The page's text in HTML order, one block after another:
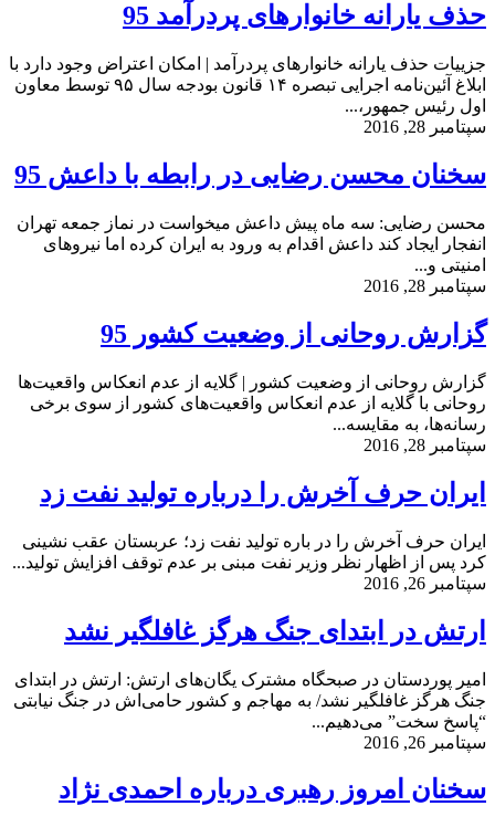
حذف یارانه خانوارهای پردرآمد 95
جزییات حذف یارانه خانوارهای پردرآمد | امکان اعتراض وجود دارد با
ابلاغ آئین‌نامه اجرایی تبصره ۱۴ قانون بودجه سال ۹۵ توسط معاون
اول رئیس جمهور،...
سپتامبر 28, 2016
سخنان محسن رضایی در رابطه با داعش 95
محسن رضایی: سه ماه پیش داعش می‎خواست در نماز جمعه تهران
انفجار ایجاد کند داعش اقدام به ورود به ایران کرده اما نیروهای
امنیتی و...
سپتامبر 28, 2016
گزارش روحانی از وضعیت کشور 95
گزارش روحانی از وضعیت کشور | گلایه از عدم انعکاس واقعیت‌ها
روحانی با گلایه از عدم انعکاس واقعیت‌های کشور از سوی برخی
رسانه‌ها، به مقایسه...
سپتامبر 28, 2016
ایران حرف آخرش را درباره تولید نفت زد
ایران حرف آخرش را در باره تولید نفت زد؛ عربستان عقب نشینی
کرد پس از اظهار نظر وزیر نفت مبنی بر عدم توقف افزایش تولید...
سپتامبر 26, 2016
ارتش در ابتدای جنگ هرگز غافلگیر نشد
امیر پوردستان در صبحگاه مشترک یگان‌های ارتش: ارتش در ابتدای
جنگ هرگز غافلگیر نشد/ به مهاجم و کشور حامی‌اش در جنگ نیابتی
“پاسخ سخت” می‌دهیم...
سپتامبر 26, 2016
سخنان امروز رهبری درباره احمدی نژاد